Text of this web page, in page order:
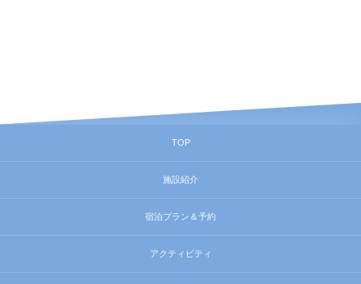
TOP
施設紹介
宿泊プラン＆予約
アクティビティ